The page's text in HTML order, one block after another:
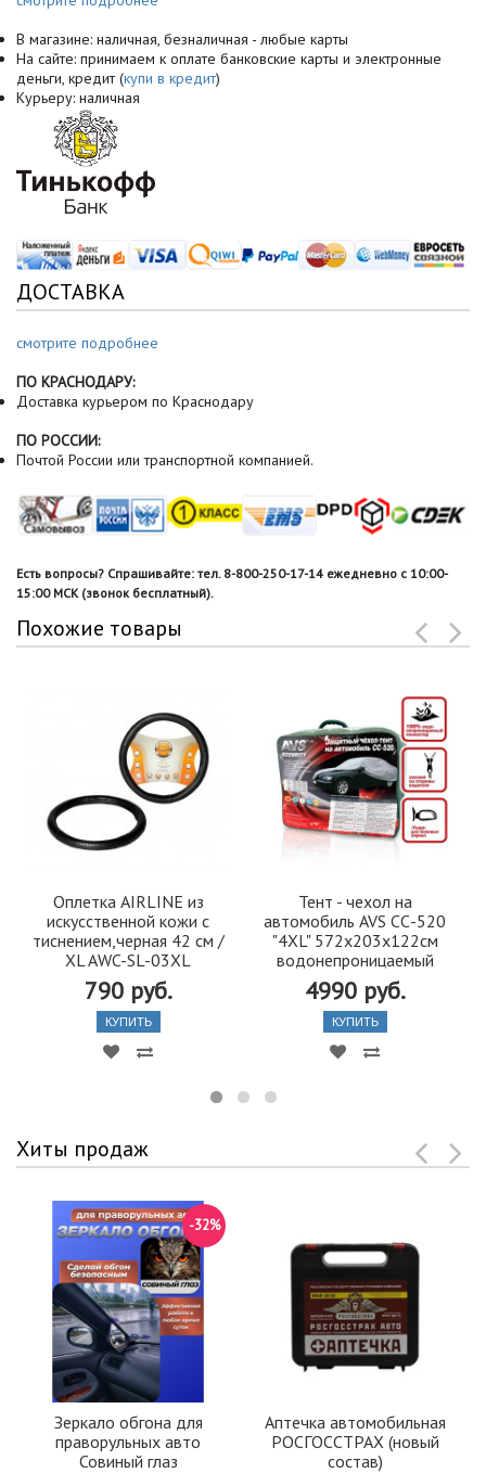
В магазине: наличная, безналичная - любые карты
На сайте: принимаем к оплате банковские карты и электронные
деньги, кредит (купи в кредит)
Курьеру: наличная
ДОСТАВКА
смотрите подробнее
ПО КРАСНОДАРУ:
Доставка курьером по Краснодару
ПО РОССИИ:
Почтой России или транспортной компанией.
Есть вопросы? Спрашивайте: тел. 8-800-250-17-14 ежедневно с 10:00-
15:00 МСК (звонок бесплатный).
Похожие товары
Оплетка AIRLINE из
искусственной кожи с
тиснением,черная 42 см /
XL AWC-SL-03XL
790 руб.
КУПИТЬ
Тент - чехол на
автомобиль AVS СС-520
"4XL" 572х203х122см
водонепроницаемый
4990 руб.
КУПИТЬ
Хиты продаж
Зеркало обгона для
праворульных авто
Совиный глаз
-32%
Аптечка автомобильная
РОСГОССТРАХ (новый
состав)